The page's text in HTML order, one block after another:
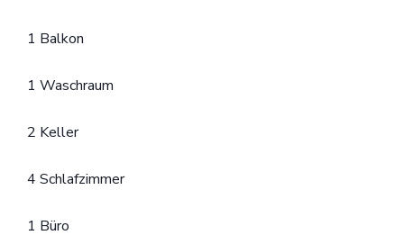
1 Balkon
1 Waschraum
2 Keller
4 Schlafzimmer
1 Büro